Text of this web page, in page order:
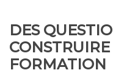
DES
FORMATION